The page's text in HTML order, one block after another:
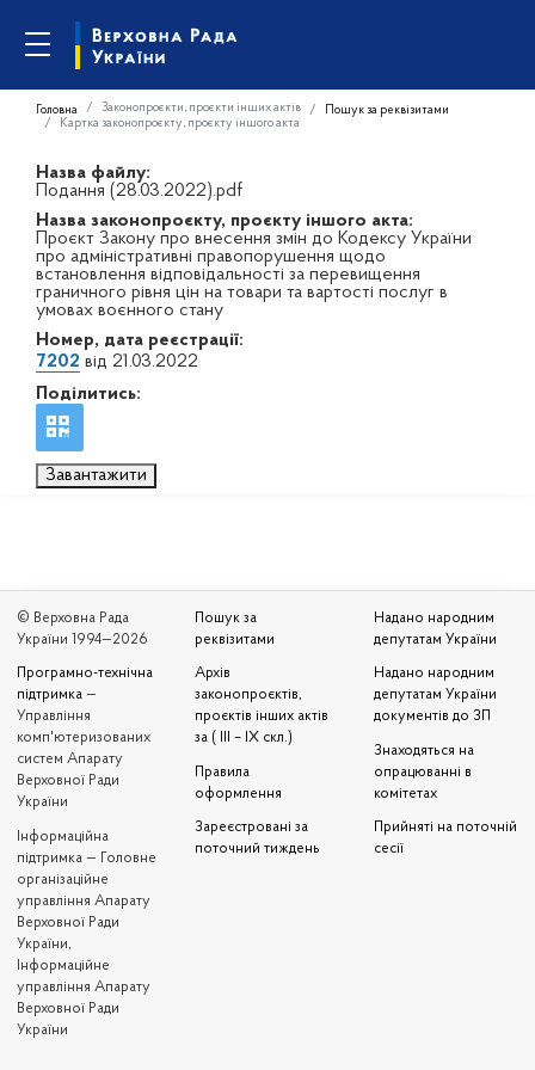
Головна Законопроєкти, проєкти інших актів
Пошук за реквізитами
Картка законопроєкту, проєкту іншого акта
Назва файлу:
Подання (28.03.2022).pdf
Назва законопроєкту, проєкту іншого акта:
Проєкт Закону про внесення змін до Кодексу України
про адміністративні правопорушення щодо
встановлення відповідальності за перевищення
граничного рівня цін на товари та вартості послуг в
умовах воєнного стану
Номер, дата реєстрації:
7202 від 21.03.2022
Поділитись:
Завантажити
© Верховна Рада
України 1994—2026
Програмно-технічна
підтримка —
Управління
комп'ютеризованих
систем Апарату
Верховної Ради
України
Iнформаційна
підтримка — Головне
організаційне
управління Апарату
Верховної Ради
України,
Інформаційне
управління Апарату
Верховної Ради
України
Пошук за
реквізитами
Архів
законопроєктів,
проєктів інших актів
за ( III – IX скл.)
Правила
оформлення
Зареєстровані за
поточний тиждень
Надано народним
депутатам України
Надано народним
депутатам України
документів до ЗП
Знаходяться на
опрацюванні в
комітетах
Прийняті на поточній
сесії